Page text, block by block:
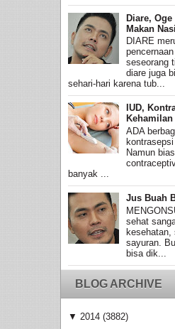
Diare,
Makan
DIARE
seseorang
diare juga
sehari-hari karena tub...
IUD,
Kehamilan
ADA
Namun
banyak ...
Jus Buah
sehat
kesehatan,
sayuran.
bisa dik...
BLOG ARCHIVE
▼ 2014 (3882)